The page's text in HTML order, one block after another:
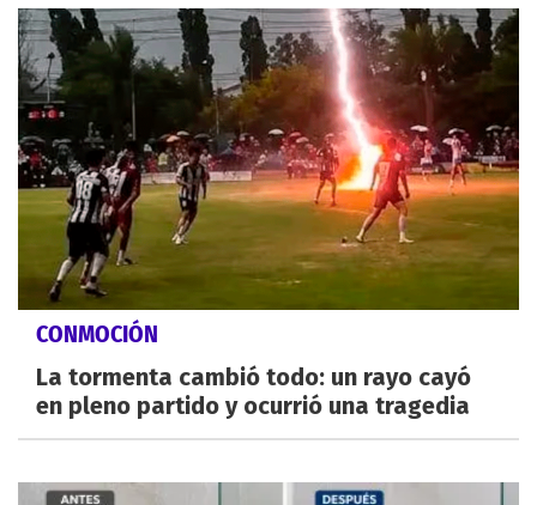
CONMOCIÓN
La tormenta cambió todo: un rayo cayó
en pleno partido y ocurrió una tragedia